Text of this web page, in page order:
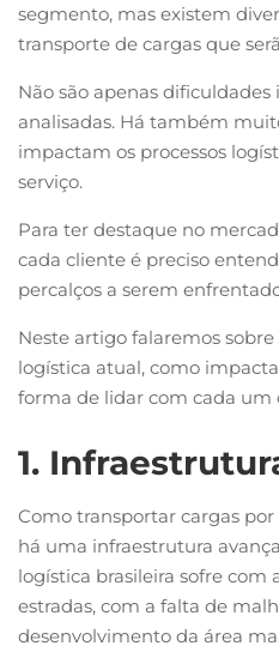
segmento, mas existem
transporte de cargas que
Não são apenas
analisadas. Há também
impactam os processos
serviço.
Para ter destaque no
cada cliente é preciso
percalços a serem
Neste artigo falaremos
logística atual, como
forma de lidar com cada um
1.
Como transportar cargas
há uma infraestrutura
logística brasileira sofre com
estradas, com a falta de
desenvolvimento da área